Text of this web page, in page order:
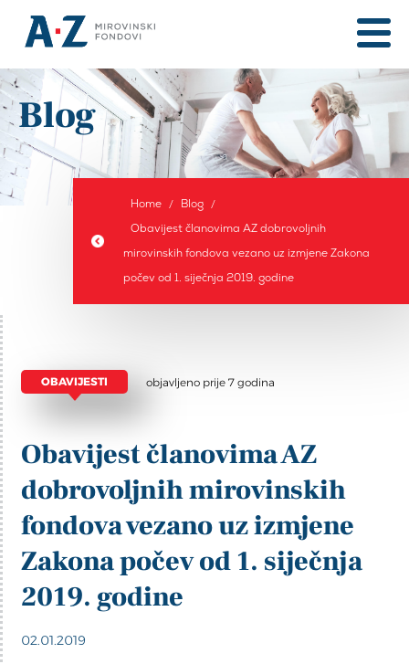
Blog
Home
Blog
Obavijest članovima AZ dobrovoljnih
mirovinskih fondova vezano uz izmjene Zakona
počev od 1. siječnja 2019. godine
OBAVIJESTI objavljeno prije 7 godina
Obavijest članovima AZ
dobrovoljnih mirovinskih
fondova vezano uz izmjene
Zakona počev od 1. siječnja
2019. godine
02.01.2019